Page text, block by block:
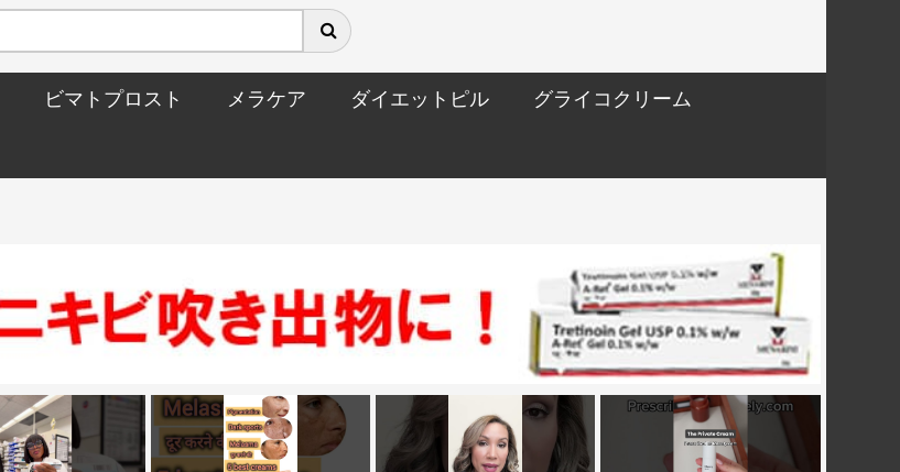
ビマトプロスト メラケア ダイエットピル グライコクリーム